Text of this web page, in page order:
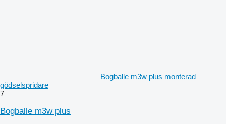
Bogballe m3w plus monterad
gödselspridare
7
Bogballe m3w plus